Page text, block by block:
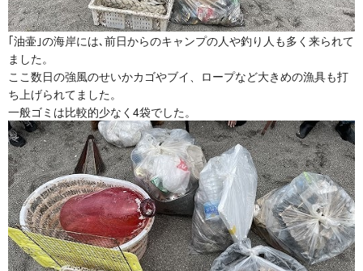
｢油壷｣の海岸には､前日からのキャンプの人や釣り人も多く来られて
ました。
ここ数日の強風のせいかカゴやブイ、ロープなど大きめの漁具も打
ち上げられてました。
一般ゴミは比較的少なく4袋でした。